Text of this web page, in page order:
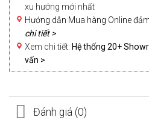
xu hướng mới nhất
Hướng dẫn Mua hàng Online
chi tiết >
Xem chi tiết: Hệ thống 20+
vấn >
Đánh giá (0)